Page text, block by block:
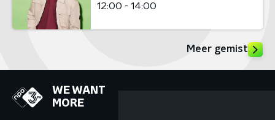
12:00 - 14:00
Meer gemist
WE WANT
MORE